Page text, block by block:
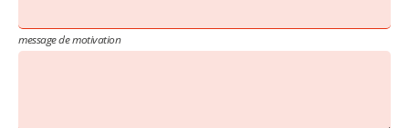
message de motivation